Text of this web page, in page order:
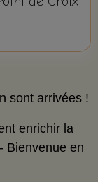
sont arrivées !
enrichir la
Bienvenue en